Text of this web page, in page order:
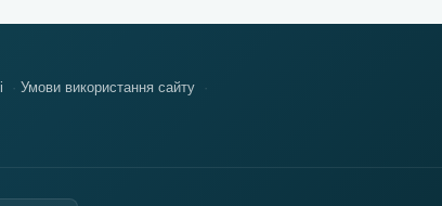
Умови використання сайту